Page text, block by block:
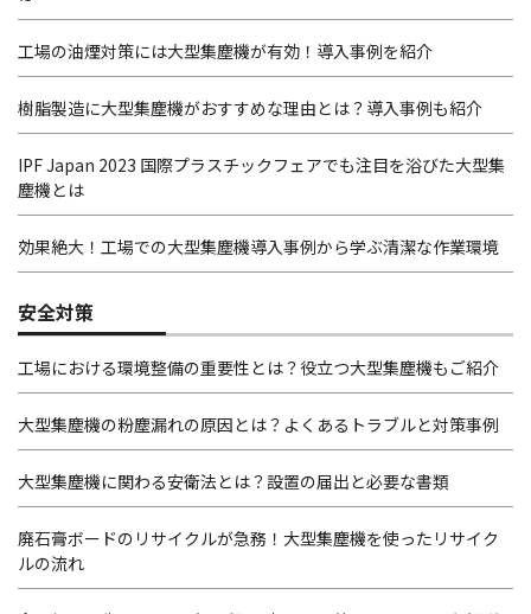
工場の油煙対策には大型集塵機が有効！導入事例を紹介
樹脂製造に大型集塵機がおすすめな理由とは？導入事例も紹介
IPF Japan 2023 国際プラスチックフェアでも注目を浴びた大型集
塵機とは
効果絶大！工場での大型集塵機導入事例から学ぶ清潔な作業環境
安全対策
工場における環境整備の重要性とは？役立つ大型集塵機もご紹介
大型集塵機の粉塵漏れの原因とは？よくあるトラブルと対策事例
大型集塵機に関わる安衛法とは？設置の届出と必要な書類
廃石膏ボードのリサイクルが急務！大型集塵機を使ったリサイク
ルの流れ